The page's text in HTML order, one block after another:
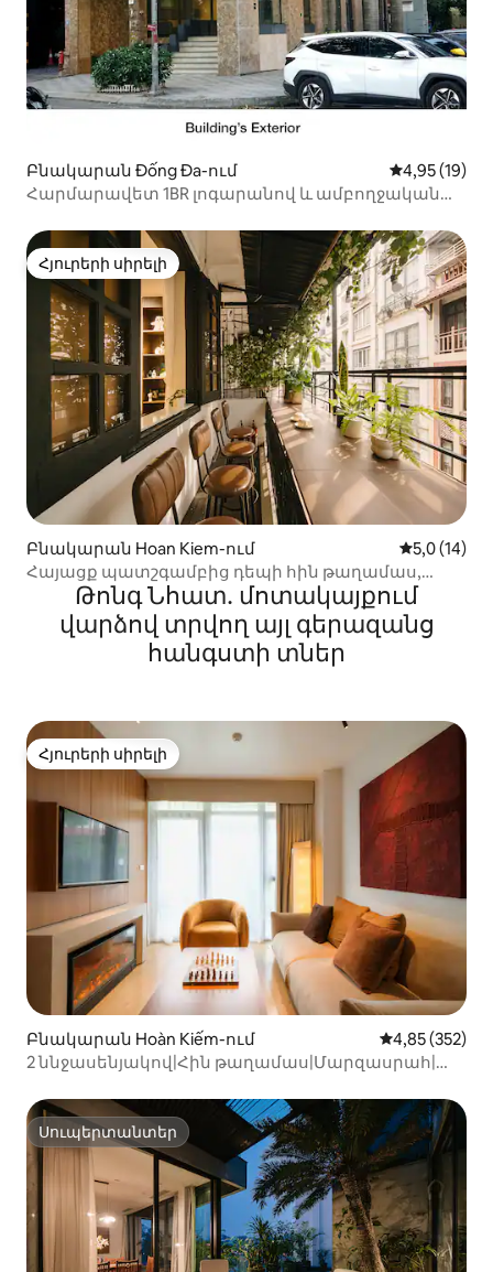
Բնակարան Đống Đa-ում Միջին
4,95 (19)
Հարմարավետ 1BR լոգարանով և ամբողջական
Հյուրերի սիրելի
Հյուրերի սիրելի
Բնակարան Hoan Kiem-ում Միջին
5,0 (14)
Հայացք պատշգամբից դեպի հին թաղամաս,
ջակուզի, Netflix, խոհանոց, լվացքի մեքենա և
չորանոց
Թոնգ Նհատ․ մոտակայքում
վարձով տրվող այլ գերազանց
հանգստի տներ
Հյուրերի սիրելի
Հյուրերի սիրելի
Բնակարան Hoàn Kiếm-ում Միջին
4,85 (352)
2 ննջասենյակով|Հին թաղամաս|Մարզասրահ|
Սուպերտանտեր
Սուպերտանտեր